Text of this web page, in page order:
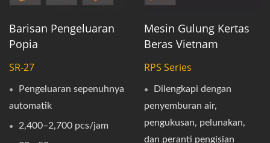
Barisan Pengeluaran
Popia
SR-27
Pengeluaran sepenuhnya
automatik
2,400–2,700 pcs/jam
Mesin Gulung Kertas
Beras Vietnam
RPS Series
Dilengkapi dengan
penyemburan air,
pengukusan, pelunakan,
dan peranti pengisian